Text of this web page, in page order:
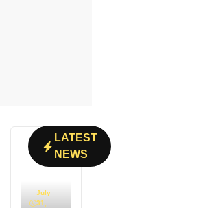
LATEST
NEWS
July
31,